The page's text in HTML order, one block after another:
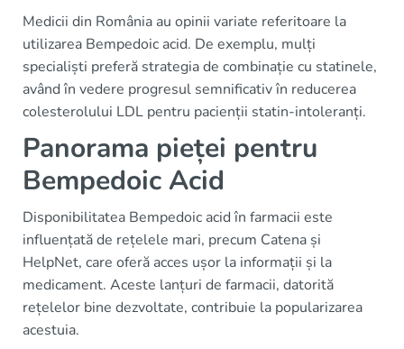
Medicii din România au opinii variate referitoare la
utilizarea Bempedoic acid. De exemplu, mulți
specialiști preferă strategia de combinație cu statinele,
având în vedere progresul semnificativ în reducerea
colesterolului LDL pentru pacienții statin-intoleranți.
Panorama pieței pentru
Bempedoic Acid
Disponibilitatea Bempedoic acid în farmacii este
influențată de rețelele mari, precum Catena și
HelpNet, care oferă acces ușor la informații și la
medicament. Aceste lanțuri de farmacii, datorită
rețelelor bine dezvoltate, contribuie la popularizarea
acestuia.